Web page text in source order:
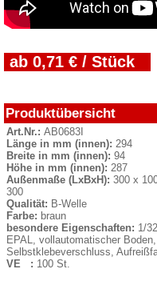
ab 0,71 € / Stück
Produktübersicht
Art.Nr.: AB0683I
Länge in mm (innen): 294
Breite in mm (innen): 94
Höhe in mm (innen): 287
Außenmaße (LxBxH): 300 x
300
Qualität: B-Welle
Farbe: braun
besondere Eigenschaften: 1/32
EPAL, vollautomatischer Boden,
Selbstklebeverschluss,
VE : 100 St.